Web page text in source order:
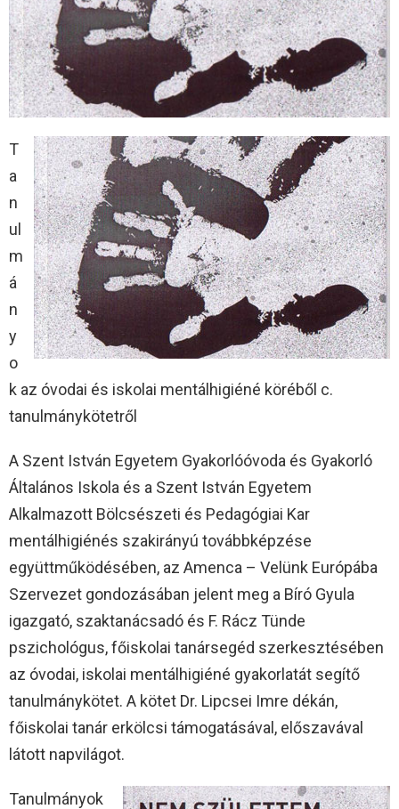
T
a
n
ul
m
á
n
y
o
k az óvodai és iskolai mentálhigiéné köréből c.
tanulmánykötetről
A Szent István Egyetem Gyakorlóóvoda és Gyakorló
Általános Iskola és a Szent István Egyetem
Alkalmazott Bölcsészeti és Pedagógiai Kar
mentálhigiénés szakirányú továbbképzése
együttműködésében, az Amenca – Velünk Európába
Szervezet gondozásában jelent meg a Bíró Gyula
igazgató, szaktanácsadó és F. Rácz Tünde
pszichológus, főiskolai tanársegéd szerkesztésében
az óvodai, iskolai mentálhigiéné gyakorlatát segítő
tanulmánykötet. A kötet Dr. Lipcsei Imre dékán,
főiskolai tanár erkölcsi támogatásával, előszavával
látott napvilágot.
Tanulmányok